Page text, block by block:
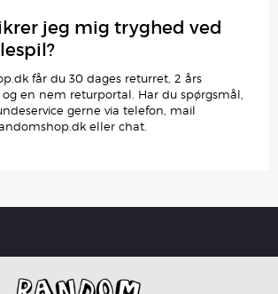
jeg mig tryghed ved
får du 30 dages returret, 2 års
en nem returportal. Har du spørgsmål,
gerne via telefon, mail
eller chat.